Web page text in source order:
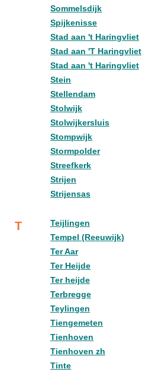
Sommelsdijk
Spijkenisse
Stad aan 't Haringvliet
Stad aan 'T Haringvliet
Stad aan 't Haringvliet
Stein
Stellendam
Stolwijk
Stolwijkersluis
Stompwijk
Stormpolder
Streefkerk
Strijen
Strijensas
T
Teijlingen
Tempel (Reeuwijk)
Ter Aar
Ter Heijde
Ter heijde
Terbregge
Teylingen
Tiengemeten
Tienhoven
Tienhoven zh
Tinte